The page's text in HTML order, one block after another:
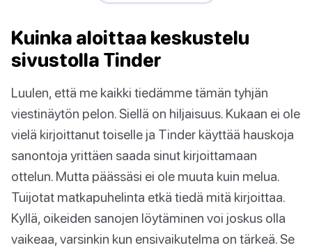
Kuinka aloittaa keskustelu
sivustolla Tinder
Luulen, että me kaikki tiedämme tämän tyhjän
viestinäytön pelon. Siellä on hiljaisuus. Kukaan ei ole
vielä kirjoittanut toiselle ja Tinder käyttää hauskoja
sanontoja yrittäen saada sinut kirjoittamaan
ottelun. Mutta päässäsi ei ole muuta kuin melua.
Tuijotat matkapuhelinta etkä tiedä mitä kirjoittaa.
Kyllä, oikeiden sanojen löytäminen voi joskus olla
vaikeaa, varsinkin kun ensivaikutelma on tärkeä. Se